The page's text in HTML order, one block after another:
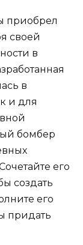
приобрел
своей
в
в
и для
бомбер
его
создать
его
придать